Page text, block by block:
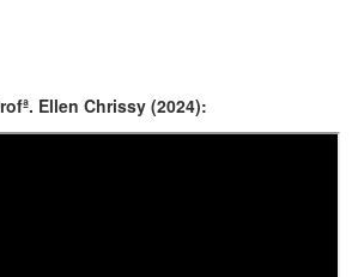
Ellen Chrissy (2024):